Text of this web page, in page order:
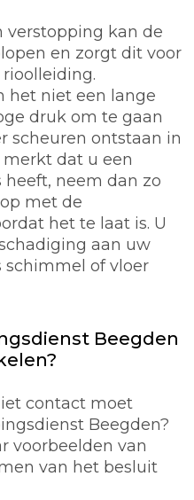
verstopping kan de
en zorgt dit voor
het niet een lange
druk om te gaan
scheuren ontstaan in
dat u een
heeft, neem dan zo
met de
het te laat is. U
aan uw
schimmel of vloer
Beegden
contact moet
Beegden?
voorbeelden van
van het besluit